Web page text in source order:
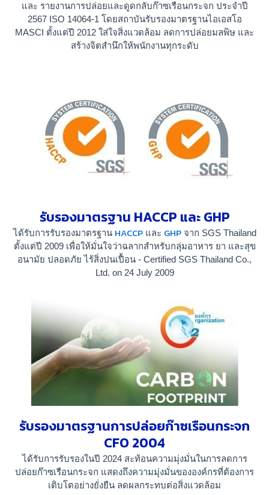
และ รายงานการปล่อยและดูดกลับก๊าซเรือนกระจก ประจำปี
2567 ISO 14064-1 โดยสถาบันรับรองมาตรฐานไอเอสโอ
MASCI ตั้งแต่ปี 2012 ใส่ใจสิ่งแวดล้อม ลดการปล่อยมลพิษ และ
สร้างจิตสำนึกให้พนักงานทุกระดับ
รับรองมาตรฐาน HACCP และ GHP
ได้รับการรับรองมาตรฐาน HACCPและ GHPจาก SGS Thailand
ตั้งแต่ปี 2009 เพื่อให้มั่นใจว่าฉลากสำหรับกลุ่มอาหาร ยา และสุข
อนามัย ปลอดภัย ไร้สิ่งปนเปื้อน - Certified SGS Thailand Co.,
Ltd. on 24 July 2009
รับรองมาตรฐานการปล่อยก๊าซเรือนกระจก
CFO 2004
ได้รับการรับรองในปี 2024 สะท้อนความมุ่งมั่นในการลดการ
ปล่อยก๊าซเรือนกระจก แสดงถึงความมุ่งมั่นขององค์กรที่ต้องการ
เติบโตอย่างยั่งยืน ลดผลกระทบต่อสิ่งแวดล้อม